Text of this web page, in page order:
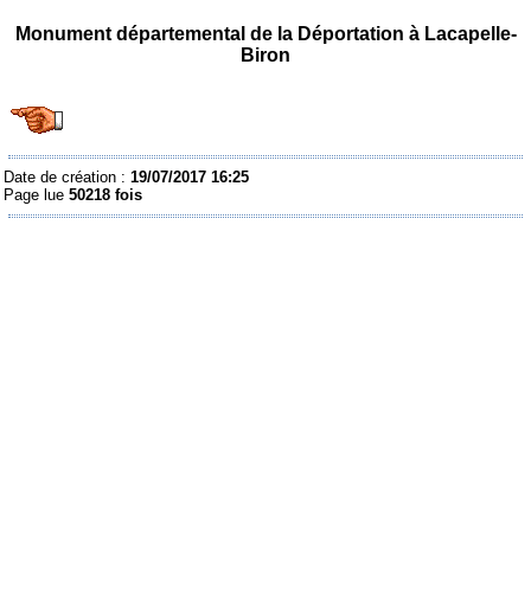
Monument départemental de la Déportation à Lacapelle-
Biron
Date de création :19/07/2017 16:25
Page lue50218 fois